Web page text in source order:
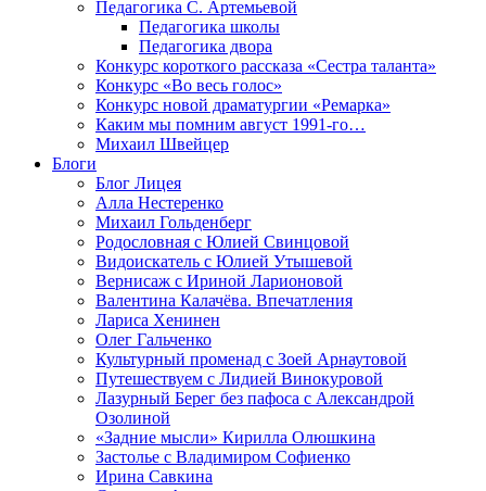
Педагогика С. Артемьевой
Педагогика школы
Педагогика двора
Конкурс короткого рассказа «Сестра таланта»
Конкурс «Во весь голос»
Конкурс новой драматургии «Ремарка»
Каким мы помним август 1991-го…
Михаил Швейцер
Блоги
Блог Лицея
Алла Нестеренко
Михаил Гольденберг
Родословная с Юлией Свинцовой
Видоискатель с Юлией Утышевой
Вернисаж с Ириной Ларионовой
Валентина Калачёва. Впечатления
Лариса Хенинен
Олег Гальченко
Культурный променад с Зоей Арнаутовой
Путешествуем с Лидией Винокуровой
Лазурный Берег без пафоса с Александрой
Озолиной
«Задние мысли» Кирилла Олюшкина
Застолье с Владимиром Софиенко
Ирина Савкина